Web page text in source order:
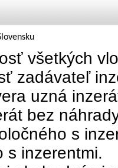
všetkých
zadávateľ
uzná
bez
s
s inzerentmi.